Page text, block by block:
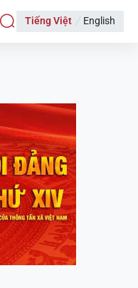
Tiếng Việt English